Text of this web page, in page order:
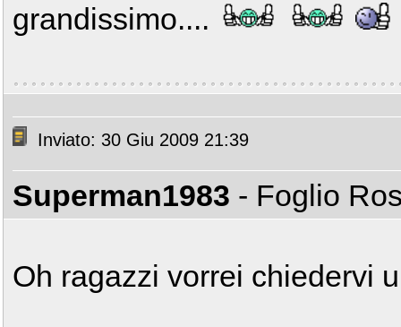
grandissimo....
Inviato: 30 Giu 2009 21:39
Superman1983 - Foglio
Oh ragazzi vorrei chiedervi